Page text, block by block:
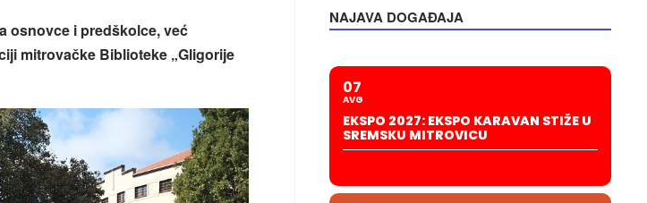
osnovce i predškolce, već
mitrovačke Biblioteke „Gligorije
NAJAVA DOGAĐAJA
07
AVG
EKSPO 2027: EKSPO KARAVAN STIŽE U
SREMSKU MITROVICU